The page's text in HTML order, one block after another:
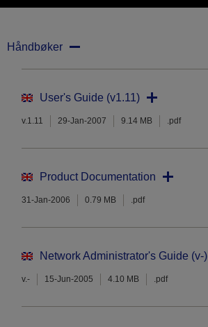
Håndbøker
User's Guide (v1.11)
v.1.11 29-Jan-2007 9.14 MB .pdf
Product Documentation
31-Jan-2006 0.79 MB .pdf
Network Administrator's Guide (v-)
v.- 15-Jun-2005 4.10 MB .pdf